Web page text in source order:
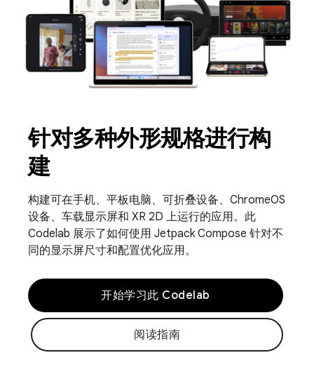
针对多种外形规格进行构
建
构建可在手机、平板电脑、可折叠设备、ChromeOS
设备、车载显示屏和 XR 2D 上运行的应用。此
Codelab 展示了如何使用 Jetpack Compose 针对不
同的显示屏尺寸和配置优化应用。
开始学习此 Codelab
阅读指南